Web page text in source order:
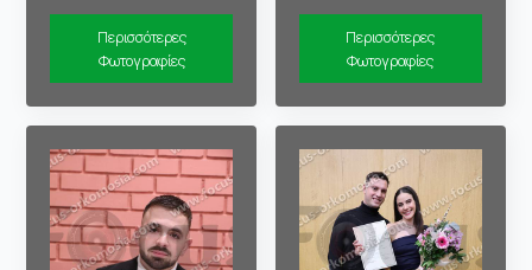
Περισσότερες
Φωτογραφίες
Περισσότερες
Φωτογραφίες